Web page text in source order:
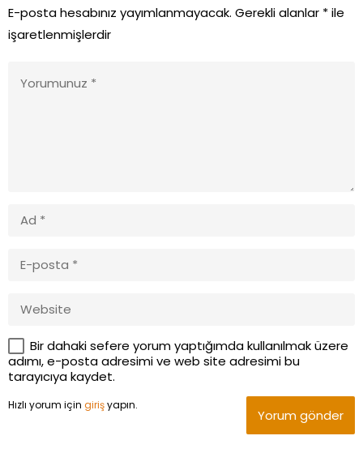
E-posta hesabınız yayımlanmayacak. Gerekli alanlar *ile
işaretlenmişlerdir
Bir dahaki sefere yorum yaptığımda kullanılmak üzere
adımı, e-posta adresimi ve web site adresimi bu
tarayıcıya kaydet.
Hızlı yorum için girişyapın.
Yorum gönder